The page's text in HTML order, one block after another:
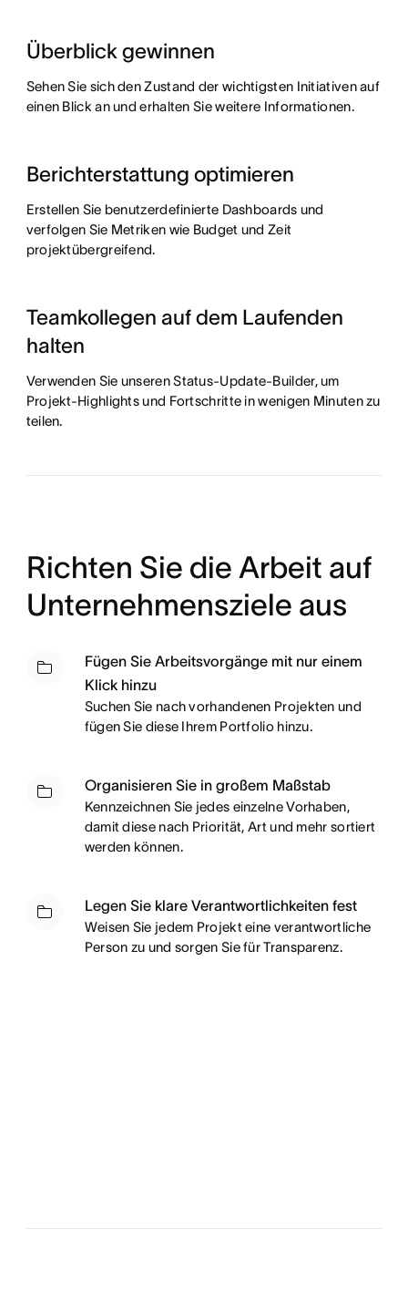
Überblick gewinnen
Sehen Sie sich den Zustand der wichtigsten Initiativen auf
einen Blick an und erhalten Sie weitere Informationen.
Berichterstattung optimieren
Erstellen Sie benutzerdefinierte Dashboards und
verfolgen Sie Metriken wie Budget und Zeit
projektübergreifend.
Teamkollegen auf dem Laufenden
halten
Verwenden Sie unseren Status-Update-Builder, um
Projekt-Highlights und Fortschritte in wenigen Minuten zu
teilen.
Richten Sie die Arbeit auf
Unternehmensziele aus
Fügen Sie Arbeitsvorgänge mit nur einem
Klick hinzu
Suchen Sie nach vorhandenen Projekten und
fügen Sie diese Ihrem Portfolio hinzu.
Organisieren Sie in großem Maßstab
Kennzeichnen Sie jedes einzelne Vorhaben,
damit diese nach Priorität, Art und mehr sortiert
werden können.
Legen Sie klare Verantwortlichkeiten fest
Weisen Sie jedem Projekt eine verantwortliche
Person zu und sorgen Sie für Transparenz.